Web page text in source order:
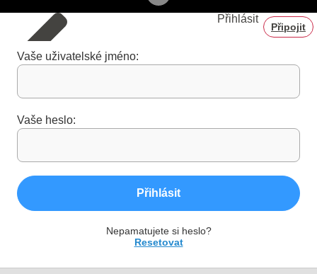
Přihlásit
Připojit
Vaše uživatelské jméno:
Vaše heslo:
Přihlásit
Nepamatujete si heslo?
Resetovat